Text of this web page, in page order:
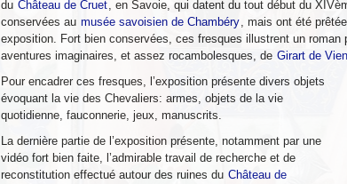
du Château de Cruet, en Savoie, qui datent du tout début du
conservées au musée savoisien de Chambéry, mais ont été
exposition. Fort bien conservées, ces fresques illustrent un roman
aventures imaginaires, et assez rocambolesques, de Girart de
Pour encadrer ces fresques, l’exposition présente divers objets
évoquant la vie des Chevaliers: armes, objets de la vie
quotidienne, fauconnerie, jeux, manuscrits.
La dernière partie de l’exposition présente, notamment par une
vidéo fort bien faite, l’admirable travail de recherche et de
reconstitution effectué autour des ruines du Château de